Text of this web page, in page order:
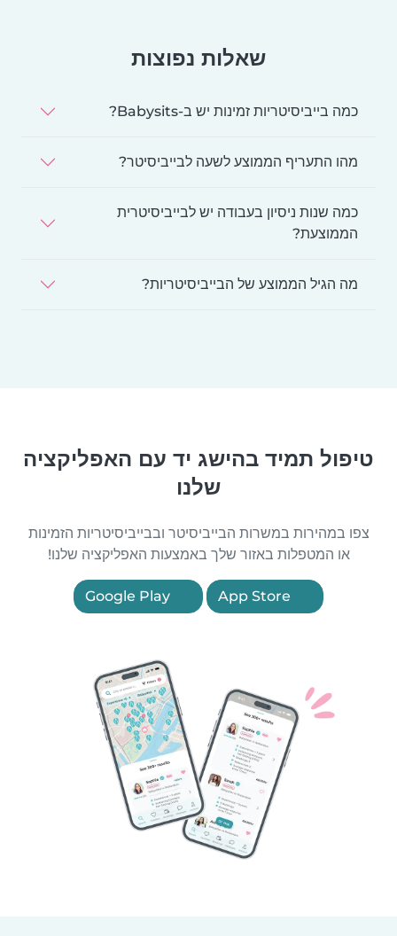
שאלות נפוצות
כמה בייביסיטריות זמינות יש ב-Babysits?
מהו התעריף הממוצע לשעה לבייביסיטר?
כמה שנות ניסיון בעבודה יש לבייביסיטרית
הממוצעת?
מה הגיל הממוצע של הבייביסיטריות?
טיפול תמיד בהישג יד עם האפליקציה
שלנו
צפו במהירות במשרות הבייביסיטר ובבייביסיטריות הזמינות
או המטפלות באזור שלך באמצעות האפליקציה שלנו!